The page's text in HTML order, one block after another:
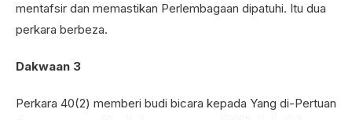
mentafsir dan memastikan Perlembagaan dipatuhi. Itu dua
perkara berbeza.
Dakwaan 3
Perkara 40(2) memberi budi bicara kepada Yang di-Pertuan